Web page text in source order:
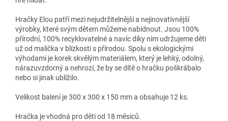
Hračky Elou patří mezi nejudržitelnější a nejinovativnější
výrobky, které svým dětem můžeme nabídnout. Jsou 100%
přírodní, 100% recyklovatelné a navíc díky nim udržujeme děti
už od malička v blízkosti s přírodou. Spolu s ekologickými
výhodami je korek skvělým materiálem, který je lehký, odolný,
nárazuvzdorný a nehrozí, že by se dítě o hračku poškrábalo
nebo si jinak ublížilo.
Velikost balení je 300 x 300 x 150 mm a obsahuje 12 ks.
Hračka je vhodná pro děti od 18 měsíců.